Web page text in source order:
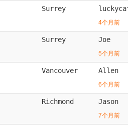
Surrey
4个月前
Surrey Joe
5个月前
Vancouver Allen
6个月前
Richmond Jason
7个月前